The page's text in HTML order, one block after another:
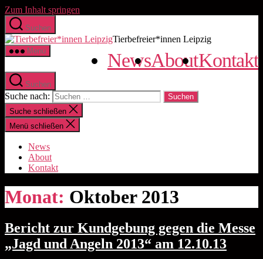
Zum Inhalt springen
Suchen
Tierbefreier*innen Leipzig
Menü NewsAboutKontakt
Suchen
Suche nach:
Suche schließen
Menü schließen
News
About
Kontakt
Monat: Oktober 2013
Bericht zur Kundgebung gegen die Messe
„Jagd und Angeln 2013“ am 12.10.13